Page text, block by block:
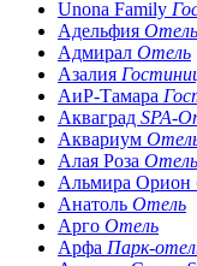
Unona Family
Адельфия Отель
Адмирал Отель
Азалия
АиР-Тамара
Акваград SPA-
Аквариум
Алая Роза Отель
Альмира Орион
Анатоль Отель
Арго Отель
Арфа Парк-